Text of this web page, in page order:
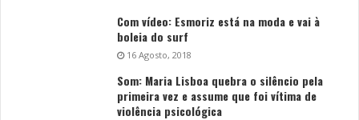
Com vídeo: Esmoriz está na moda e vai à
boleia do surf
16 Agosto, 2018
Som: Maria Lisboa quebra o silêncio pela
primeira vez e assume que foi vítima de
violência psicológica